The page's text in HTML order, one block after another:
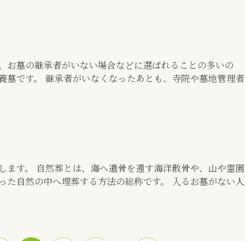
お墓の継承者がいない場合などに選ばれることの多いの
墓です。 継承者がいなくなったあとも、寺院や墓地管理者
す。 自然葬とは、海へ遺骨を還す海洋散骨や、山や霊園
た自然の中へ埋葬する方法の総称です。 入るお墓がない人